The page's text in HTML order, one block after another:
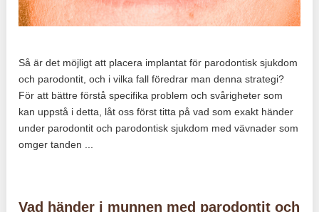
Så är det möjligt att placera implantat för parodontisk sjukdom
och parodontit, och i vilka fall föredrar man denna strategi?
För att bättre förstå specifika problem och svårigheter som
kan uppstå i detta, låt oss först titta på vad som exakt händer
under parodontit och parodontisk sjukdom med vävnader som
omger tanden ...
Vad händer i munnen med parodontit och